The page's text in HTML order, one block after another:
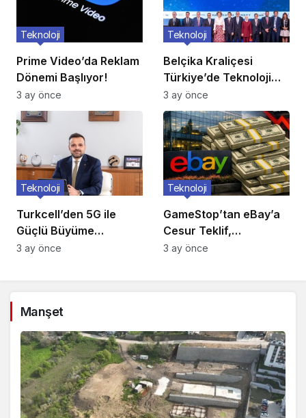
Prime Video’da Reklam
Dönemi Başlıyor!
Teknoloji
3 ay önce
Belçika Kraliçesi
Türkiye’de Teknoloji
Ziyareti
Teknoloji
3 ay önce
Turkcell’den 5G ile
Güçlü Büyüme
Hamlesi!
Teknoloji
3 ay önce
GameStop’tan eBay’a
Cesur Teklif,
Reddedildi!
Teknoloji
3 ay önce
Manşet